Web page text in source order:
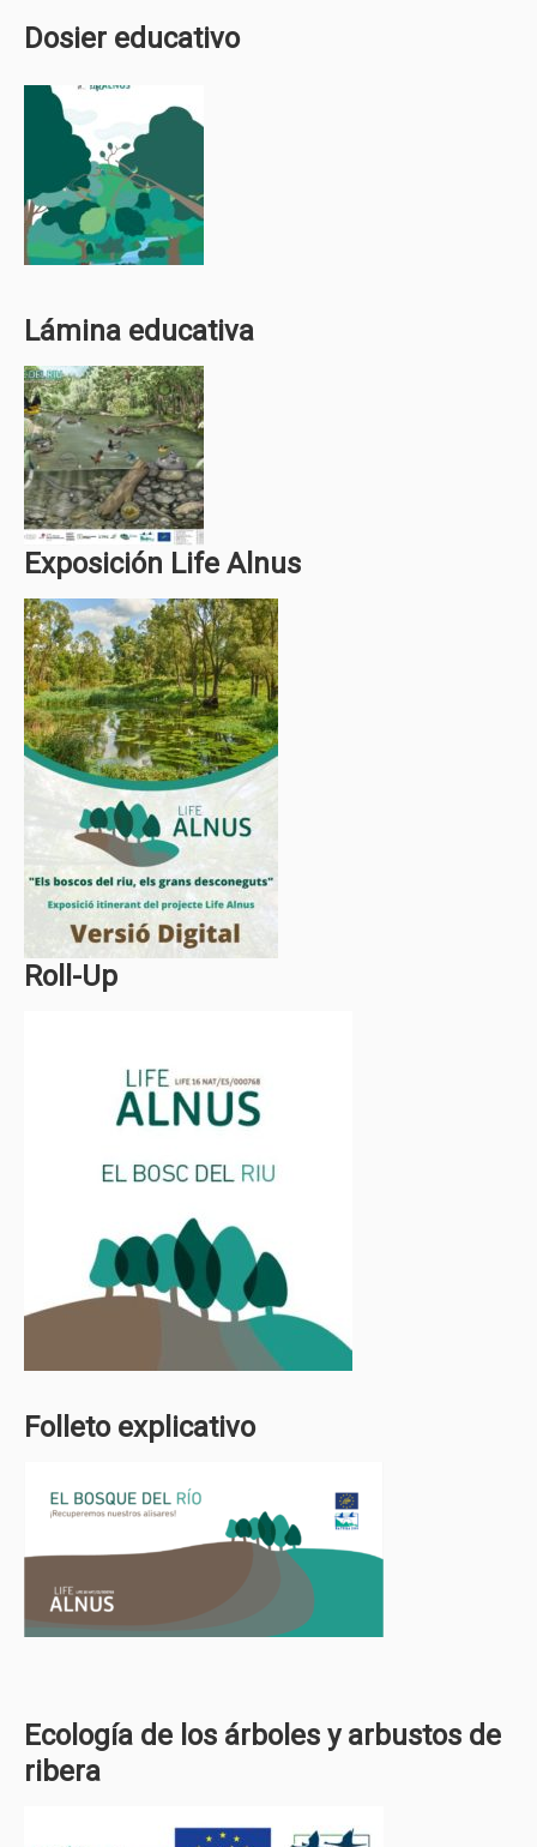
Dosier educativo
Lámina educativa
Exposición Life Alnus
Roll-Up
Folleto explicativo
Ecología de los árboles y arbustos de
ribera